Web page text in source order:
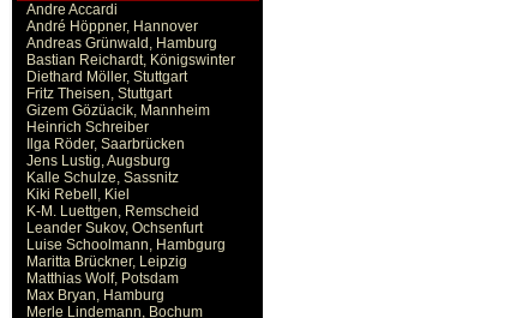
Andre Accardi
André Höppner, Hannover
Andreas Grünwald, Hamburg
Bastian Reichardt, Königswinter
Diethard Möller, Stuttgart
Fritz Theisen, Stuttgart
Gizem Gözüacik, Mannheim
Heinrich Schreiber
Ilga Röder, Saarbrücken
Jens Lustig, Augsburg
Kalle Schulze, Sassnitz
Kiki Rebell, Kiel
K-M. Luettgen, Remscheid
Leander Sukov, Ochsenfurt
Luise Schoolmann, Hambgurg
Maritta Brückner, Leipzig
Matthias Wolf, Potsdam
Max Bryan, Hamburg
Merle Lindemann, Bochum